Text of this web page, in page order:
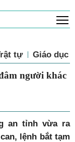
tự Giáo dục
người khác
an tỉnh vừa ra
lệnh bắt tạm